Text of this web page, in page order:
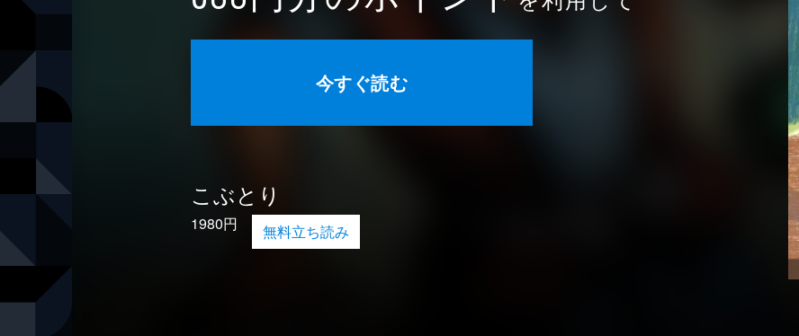
今すぐ読む
こぶとり
1980円 無料立ち読み